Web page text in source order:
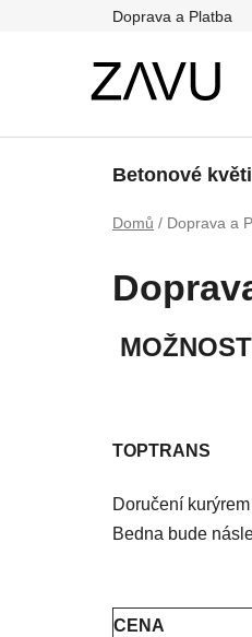
Doprava a Platba
Betonové
Domů / Doprava a
TOPTRANS
Doručení
Bedna bude
CENA